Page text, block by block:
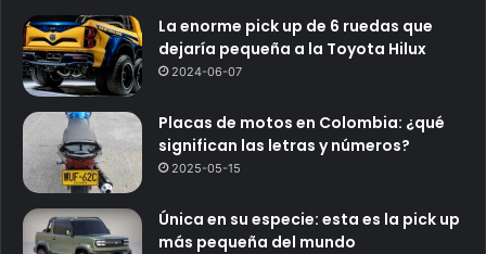
La enorme pick up de 6 ruedas que
dejaría pequeña a la Toyota Hilux
2024-06-07
Placas de motos en Colombia: ¿qué
significan las letras y números?
2025-05-15
Única en su especie: esta es la pick up
más pequeña del mundo